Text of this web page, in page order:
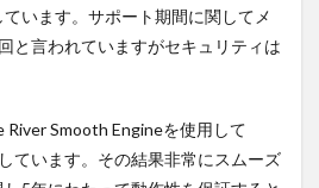
います。サポート期間に関してメ
と言われていますがセキュリティは
Smooth Engineを使用して
ています。その結果非常にスムーズ